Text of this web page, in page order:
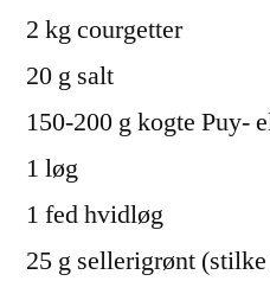
2 kg courgetter
20 g salt
150-200 g kogte Puy-
1 løg
1 fed hvidløg
25 g sellerigrønt